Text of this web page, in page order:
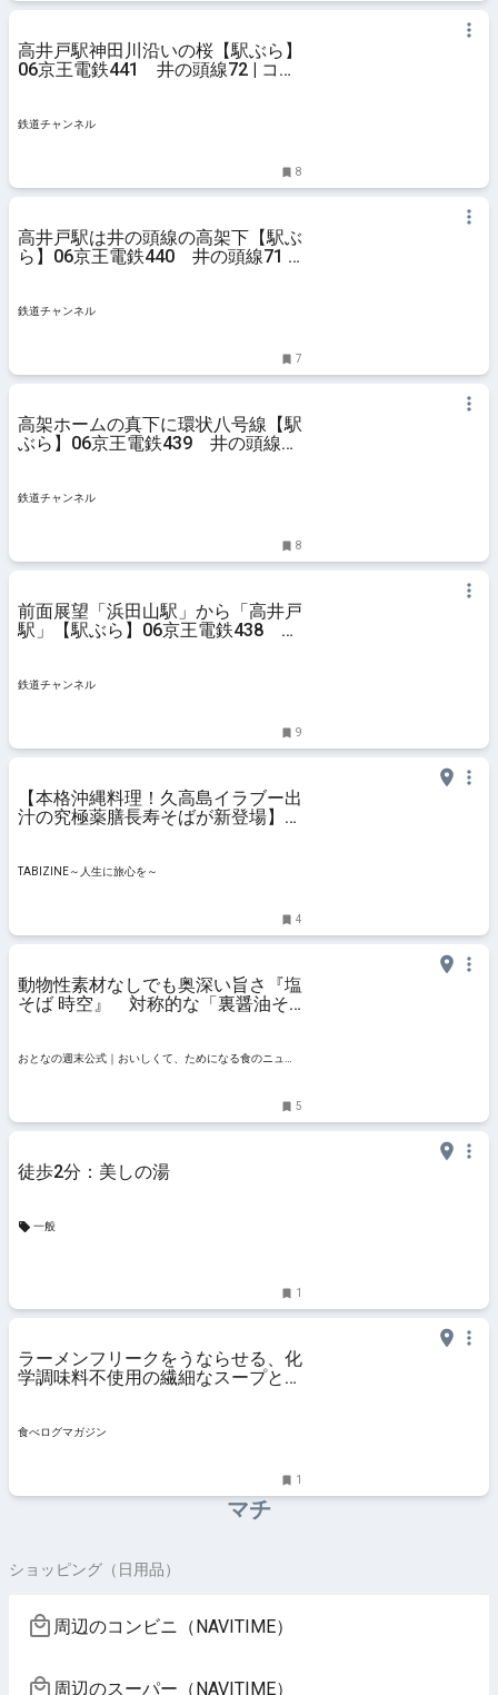
高井戸駅神田川沿いの桜【駅ぶら】
06京王電鉄441 井の頭線72 | コラ
鉄道チャンネル
8
高井戸駅は井の頭線の高架下【駅ぶ
ら】06京王電鉄440 井の頭線71 |
鉄道チャンネル
7
高架ホームの真下に環状八号線【駅
ぶら】06京王電鉄439 井の頭線70
鉄道チャンネル
8
前面展望「浜田山駅」から「高井戸
駅」【駅ぶら】06京王電鉄438 井
鉄道チャンネル
9
【本格沖縄料理！久高島イラブー出
汁の究極薬膳長寿そばが新登場】高
TABIZINE～人生に旅心を～
4
動物性素材なしでも奥深い旨さ『塩
そば 時空』 対称的な「裏醤油そ
サイト
おとなの週末公式｜おいしくて、ためになる食のニュー
5
徒歩2分：美しの湯
一般
1
ラーメンフリークをうならせる、化
学調味料不使用の繊細なスープとこ
食べログマガジン
1
マチ
ショッピング（日用品）
周辺のコンビニ（NAVITIME）
周辺のスーパー（NAVITIME）